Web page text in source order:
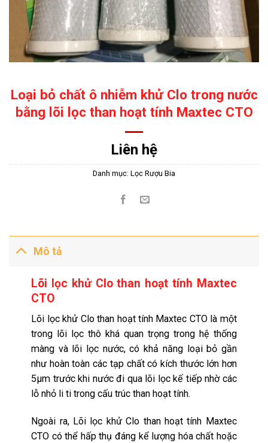
Loại bỏ chất ô nhiễm khử Clo trong nước
bằng lõi lọc than hoạt tính Maxtec CTO
Liên hệ
Danh mục: Lọc Rượu Bia
Mô tả
Lõi lọc khử Clo than hoạt tính Maxtec
CTO
Lõi lọc khử Clo than hoạt tính Maxtec CTO là một
trong lõi lọc thô khá quan trọng trong hệ thống
màng và lõi lọc nước, có khả năng loại bỏ gần
như hoàn toàn các tạp chất có kích thước lớn hơn
5µm trước khi nước đi qua lõi lọc kế tiếp nhờ các
lỗ nhỏ li ti trong cấu trúc than hoạt tính.
Ngoài ra, Lõi lọc khử Clo than hoạt tính Maxtec
CTO có thể hấp thụ đáng kể lượng hóa chất hoặc